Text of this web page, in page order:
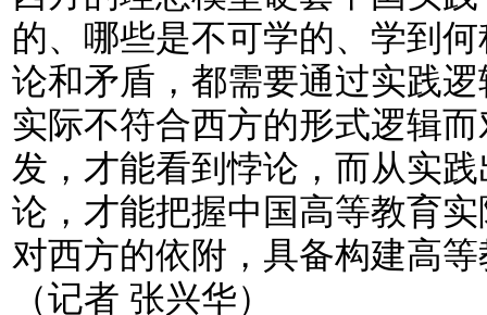
的、哪些是不可学的、学到
论和矛盾，都需要通过实践
实际不符合西方的形式逻辑
发，才能看到悖论，而从实
论，才能把握中国高等教育
对西方的依附，具备构建高
（记者 张兴华）